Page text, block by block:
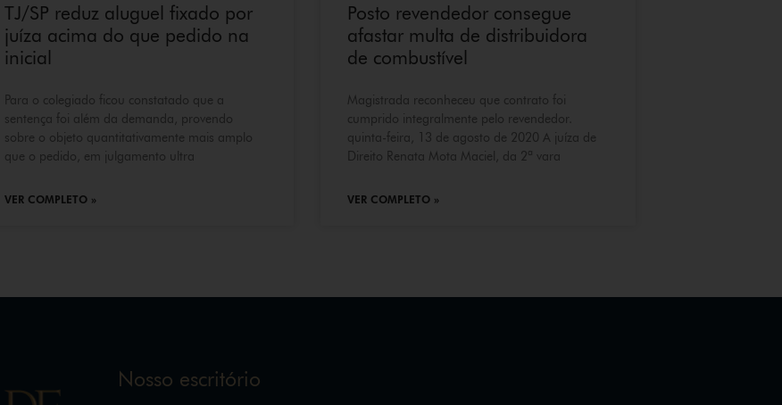
TJ/SP reduz aluguel fixado por
juíza acima do que pedido na
inicial
Para o colegiado ficou constatado que a
sentença foi além da demanda, provendo
sobre o objeto quantitativamente mais amplo
que o pedido, em julgamento ultra
VER COMPLETO »
Posto revendedor consegue
afastar multa de distribuidora
de combustível
Magistrada reconheceu que contrato foi
cumprido integralmente pelo revendedor.
quinta-feira, 13 de agosto de 2020 A juíza de
Direito Renata Mota Maciel, da 2ª vara
VER COMPLETO »
Nosso escritório